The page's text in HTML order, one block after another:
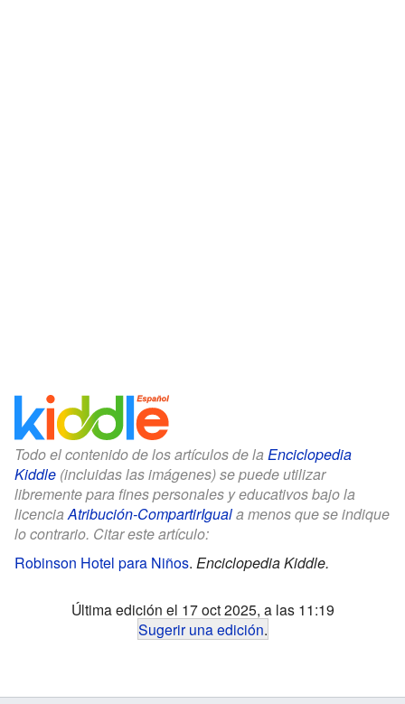
Todo el contenido de los artículos de la Enciclopedia
Kiddle (incluidas las imágenes) se puede utilizar
libremente para fines personales y educativos bajo la
licenciaAtribución-CompartirIguala menos que se indique
lo contrario. Citar este artículo:
Robinson Hotel para Niños. Enciclopedia Kiddle.
Última edición el 17 oct 2025, a las 11:19
Sugerir una edición.